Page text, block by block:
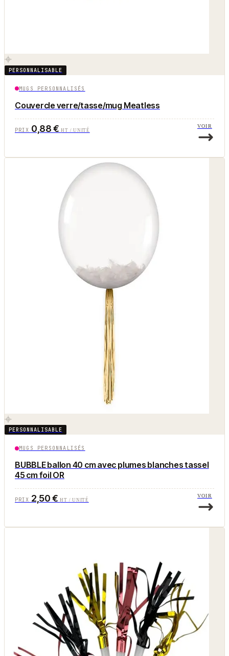
PERSONNALISABLE
MUGS PERSONNALISÉS
Couvercle verre/tasse/mug Meatless
PRIX 0,88 €HT / UNITÉ
VOIR
PERSONNALISABLE
MUGS PERSONNALISÉS
BUBBLE ballon 40 cm avec plumes blanches tassel
45 cm foil OR
PRIX 2,50 €HT / UNITÉ
VOIR